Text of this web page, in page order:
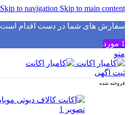
Skip to navigation Skip to main content
سفارش های شما در دست اقدام است
1 مورد
منو
ثبت اگهی
فروخته شده